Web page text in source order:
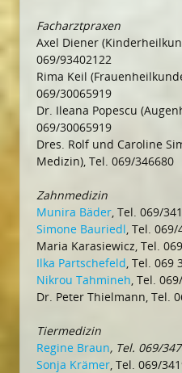
Facharztpraxen
Axel Diener
069/93402122
Rima Keil
069/30065919
Dr. Ileana Popescu
069/30065919
Dres. Rolf und Caroline
Medizin), Tel. 069/346680
Zahnmedizin
Munira Bäder, Tel. 069/
Simone Bauriedl, Tel. 069/
Maria Karasiewicz, Tel.
Ilka Partschefeld, Tel. 069
Nikrou Tahmineh, Tel.
Dr. Peter Thielmann, Tel.
Tiermedizin
Regine Braun, Tel. 069/
Sonja Krämer, Tel. 069/